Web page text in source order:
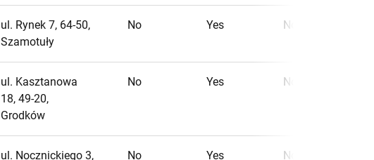
ul. Rynek 7, 64-50,
Szamotuły
No Yes No
ul. Kasztanowa
18, 49-20,
Grodków
No Yes No
ul. Nocznickiego 3, No Yes No